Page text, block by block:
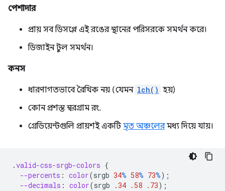
পেশাদার
প্রায় সব ডিসপ্লে এই রঙের স্থানের পরিসরকে সমর্থন করে।
ডিজাইন টুল সমর্থন।
কনস
ধারণাগতভাবে রৈখিক নয় (যেমন lch() হয়)
কোন প্রশস্ত স্বরগ্রাম রং.
গ্রেডিয়েন্টগুলি প্রায়শই একটিমৃত অঞ্চলেরমধ্য দিয়ে যায়।
.valid-css-srgb-colors {
--percents : color(srgb 34% 58% 73%);
--decimals : color(srgb .34 .58 .73);